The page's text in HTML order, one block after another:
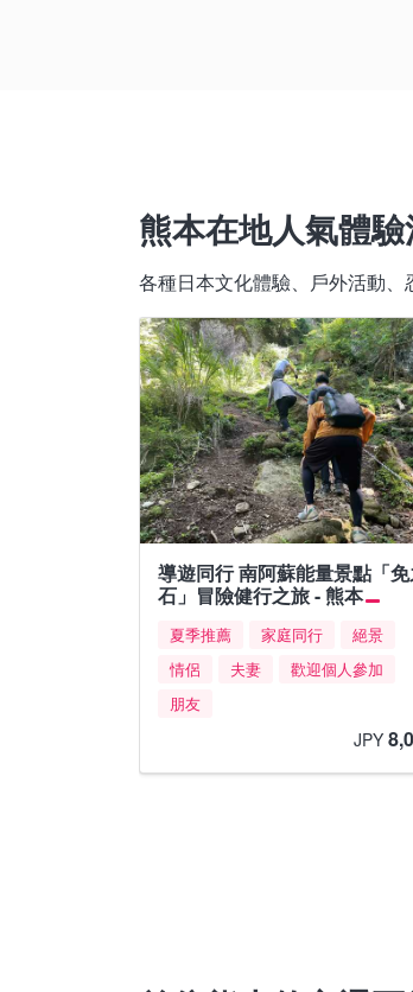
熊本在地人氣體
各種日本文化體驗、戶外活動、
導遊同行 南阿蘇能量景點「
石」冒險健行之旅 - 熊本
夏季推薦 家庭同行
絕景
情侶
夫妻
歡迎個人參加
朋友
JPY